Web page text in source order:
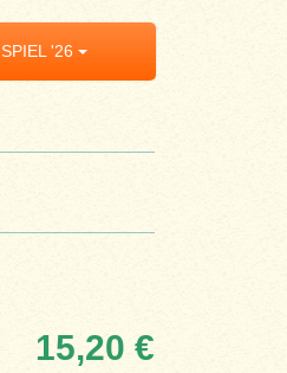
SPIEL '26
15,20 €